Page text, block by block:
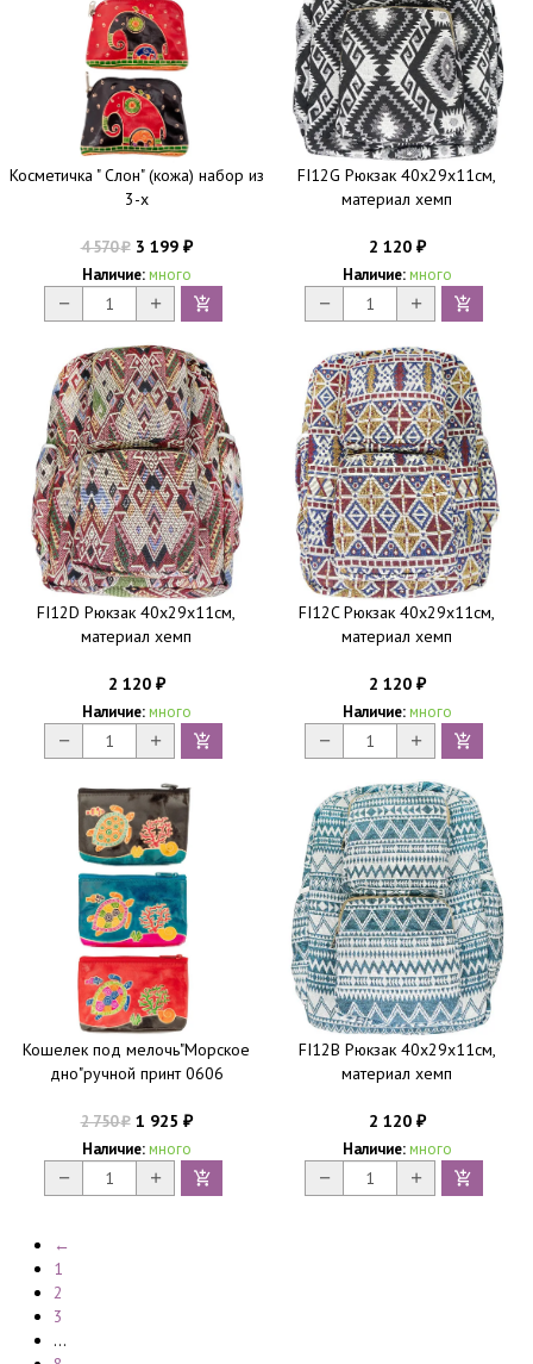
Косметичка " Слон" (кожа) набор из
3-х
4 570₽3 199 ₽
Наличие: много
FI12G Рюкзак 40х29х11см,
материал хемп
2 120 ₽
Наличие: много
FI12D Рюкзак 40х29х11см,
материал хемп
2 120 ₽
Наличие: много
FI12C Рюкзак 40х29х11см,
материал хемп
2 120 ₽
Наличие: много
Кошелек под мелочь"Морское
дно"ручной принт 0606
2 750₽1 925 ₽
Наличие: много
FI12B Рюкзак 40х29х11см,
материал хемп
2 120 ₽
Наличие: много
←
1
2
3
...